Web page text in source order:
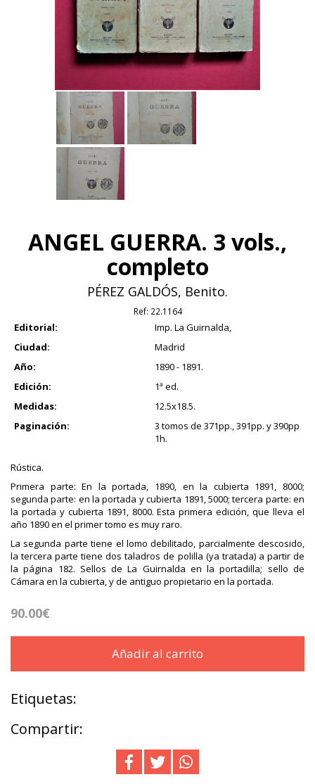
ANGEL GUERRA. 3 vols.,
completo
PÉREZ GALDÓS, Benito.
Ref: 22.1164
Editorial:
Imp. La Guirnalda,
Ciudad:
Madrid
Año:
1890 - 1891.
Edición:
1ª ed.
Medidas:
12.5x18.5.
Paginación:
3 tomos de 371pp., 391pp. y 390pp
1h.
Rústica.
Primera parte: En la portada, 1890, en la cubierta 1891, 8000;
segunda parte: en la portada y cubierta 1891, 5000; tercera parte: en
la portada y cubierta 1891, 8000. Esta primera edición, que lleva el
año 1890 en el primer tomo es muy raro.
La segunda parte tiene el lomo debilitado, parcialmente descosido,
la tercera parte tiene dos taladros de polilla (ya tratada) a partir de
la página 182. Sellos de La Guirnalda en la portadilla; sello de
Cámara en la cubierta, y de antiguo propietario en la portada.
90.00€
Añadir al carrito
Etiquetas:
Compartir: